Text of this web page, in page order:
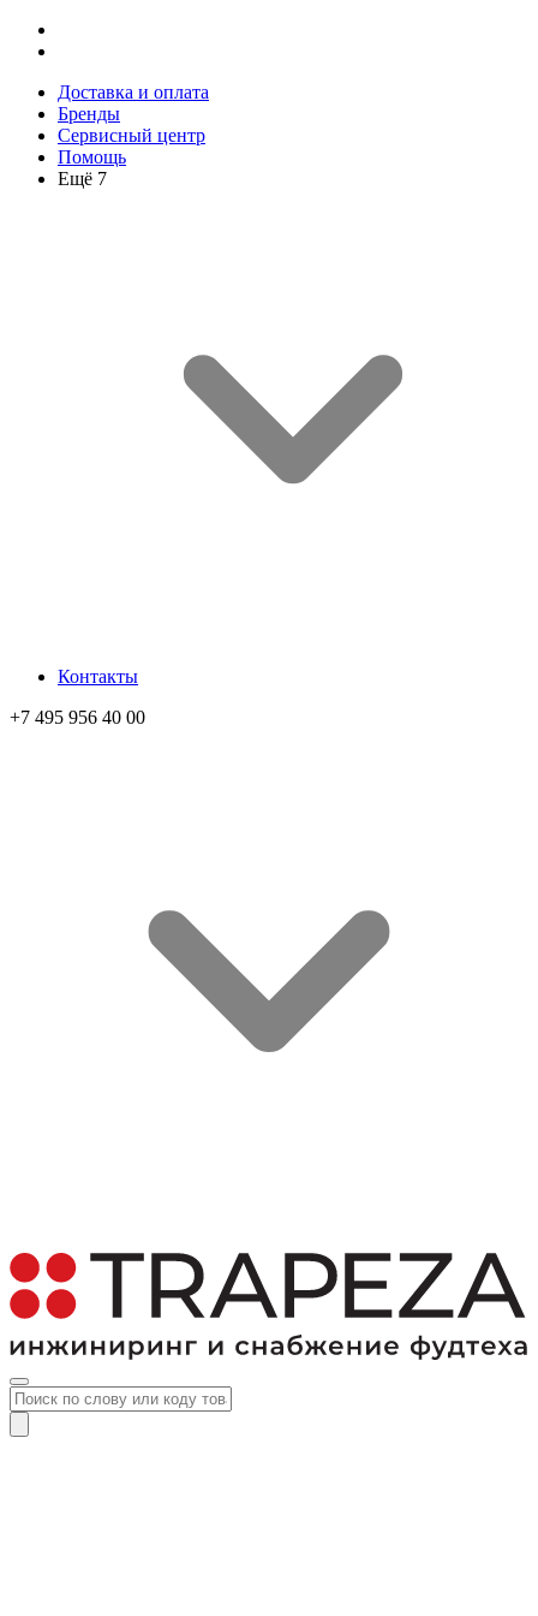
Доставка и оплата
Бренды
Сервисный центр
Помощь
Ещё 7
Контакты
+7 495 956 40 00